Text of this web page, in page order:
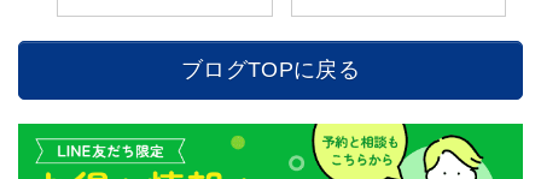
ブログTOPに戻る